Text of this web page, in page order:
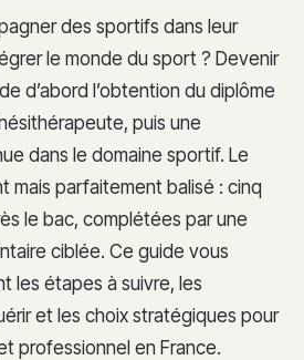
des sportifs dans leur
le monde du sport ? Devenir
d’abord l’obtention du diplôme
puis une
dans le domaine sportif. Le
mais parfaitement balisé : cinq
le bac, complétées par une
ciblée. Ce guide vous
les étapes à suivre, les
et les choix stratégiques pour
professionnel en France.